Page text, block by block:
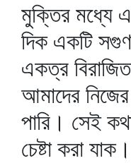
মুক্তির মধ্যে
দিক একটি সগুণ
একত্র
আমাদের
পারি। সেই
চেষ্টা করা যাক।